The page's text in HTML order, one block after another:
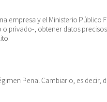
empresa y el Ministerio
privado-, obtener datos
Penal Cambiario, es decir,